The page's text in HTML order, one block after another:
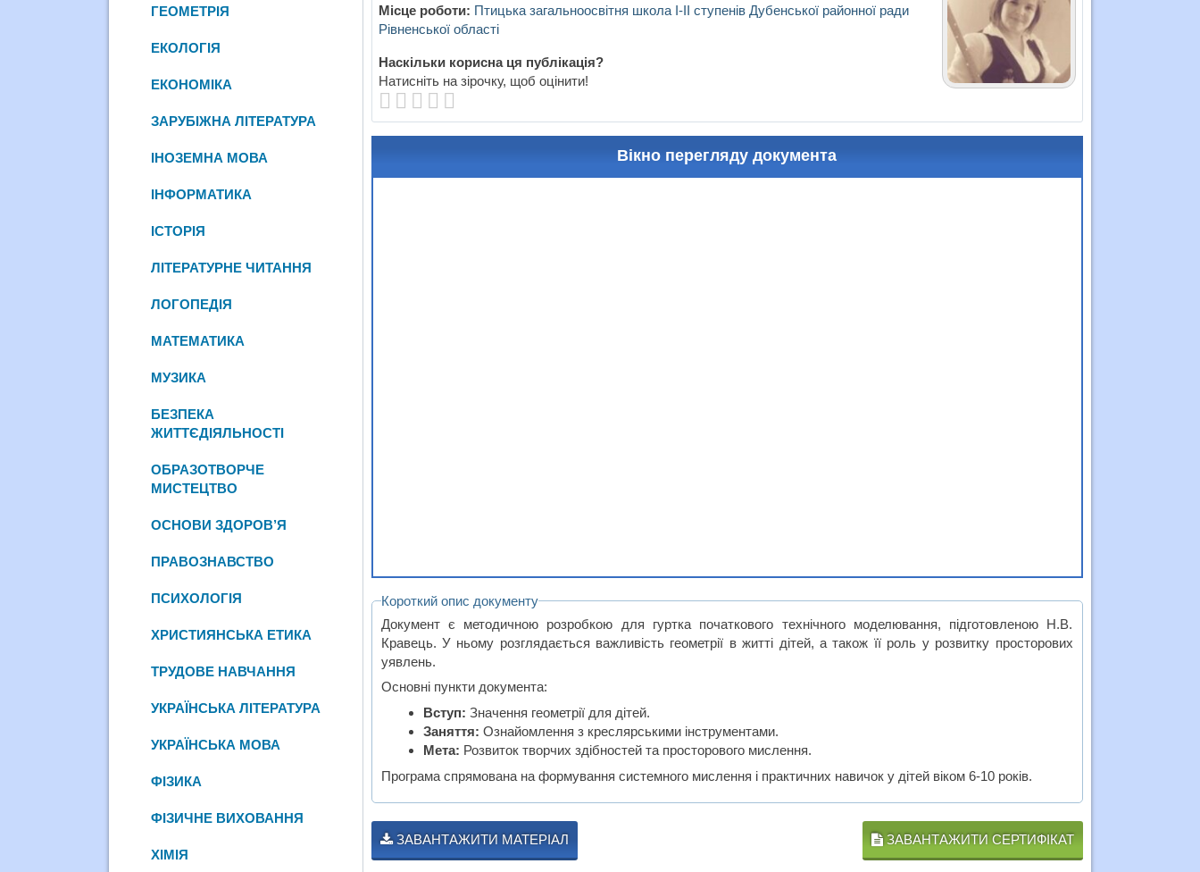
Місце роботи: Птицька загальноосвітня школа І-ІІ ступенів Дубенської районної ради
Рівненської області
Наскільки корисна ця публікація?
Натисніть на зірочку, щоб оцінити!
Вікно перегляду документа
Короткий опис документу
Документ є методичною розробкою для гуртка початкового технічного моделювання, підготовленою Н.В.
Кравець. У ньому розглядається важливість геометрії в житті дітей, а також її роль у розвитку просторових
уявлень.
Основні пункти документа:
Вступ: Значення геометрії для дітей.
Заняття: Ознайомлення з креслярськими інструментами.
Мета: Розвиток творчих здібностей та просторового мислення.
Програма спрямована на формування системного мислення і практичних навичок у дітей віком 6-10 років.
ЗАВАНТАЖИТИ МАТЕРІАЛ ЗАВАНТАЖИТИ СЕРТИФІКАТ
ГЕОМЕТРІЯ
ЕКОЛОГІЯ
ЕКОНОМІКА
ЗАРУБІЖНА ЛІТЕРАТУРА
ІНОЗЕМНА МОВА
ІНФОРМАТИКА
ІСТОРІЯ
ЛІТЕРАТУРНЕ ЧИТАННЯ
ЛОГОПЕДІЯ
МАТЕМАТИКА
МУЗИКА
БЕЗПЕКА
ЖИТТЄДІЯЛЬНОСТІ
ОБРАЗОТВОРЧЕ
МИСТЕЦТВО
ОСНОВИ ЗДОРОВ’Я
ПРАВОЗНАВСТВО
ПСИХОЛОГІЯ
ХРИСТИЯНСЬКА ЕТИКА
ТРУДОВЕ НАВЧАННЯ
УКРАЇНСЬКА ЛІТЕРАТУРА
УКРАЇНСЬКА МОВА
ФІЗИКА
ФІЗИЧНЕ ВИХОВАННЯ
ХІМІЯ